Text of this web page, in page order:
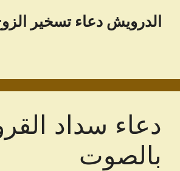
الدرویش دعاء تسخير
دعاء سداد
بالصوت